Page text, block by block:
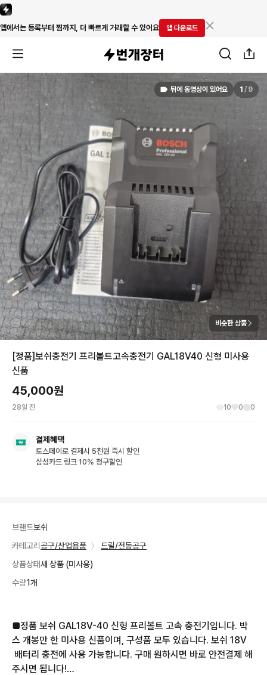
앱에서는 등록부터 찜까지, 더 빠르게 거래할 수 있어요 앱 다운로드
뒤에 동영상이 있어요 1 / 9
비슷한 상품
[정품]보쉬충전기 프리볼트고속충전기 GAL18V40 신형 미사용
신품
45,000원
28일 전 10 0 0
결제혜택
토스페이로 결제시 5천원 즉시 할인
삼성카드 링크 10% 청구할인
브랜드보쉬
카테고리 공구/산업용품 〉
드릴/전동공구
상품상태새 상품 (미사용)
수량1개
■정품 보쉬 GAL18V-40 신형 프리볼트 고속 충전기입니다. 박
스 개봉만 한 미사용 신품이며, 구성품 모두 있습니다. 보쉬 18V
배터리 충전에 사용 가능합니다. 구매 원하시면 바로 안전결제 해
주시면 됩니다!